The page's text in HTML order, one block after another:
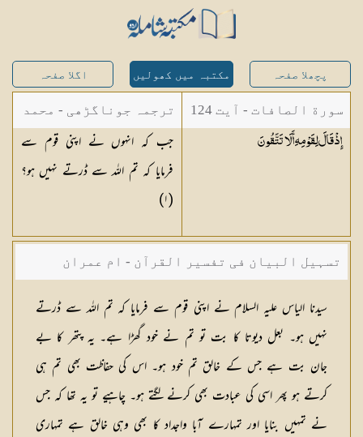
پچھلا صفحہ مکتبہ میں کھولیں اگلا صفحہ
سورة الصافات - آیت 124
إِذْ قَالَ لِقَوْمِهِ أَلَاتَتَّقُونَ
ترجمہ جوناگڑھی - محمد
جونا گڑھی
جب کہ انہوں نے اپنی قوم سے
فرمایا کہ تم اللہ سے ڈرتے نہیں ہو؟
(١)
تسہیل البیان فی تفسیر القرآن - ام عمران
شکیلہ بنت میاں فضل حسین
سیدنا الیاس علیہ السلام نے اپنی قوم سے فرمایا کہ تم اللہ سے ڈرتے
نہیں ہو۔ بعل دیوتا کا بت تو تم نے خود گھڑا ہے۔ یہ پتھر کا بے
جان بت ہے جس کے خالق تم خود ہو۔ اس کی حفاظت بھی تم ہی
کرتے ہو پھر اسی کی عبادت بھی کرنے لگتے ہو۔ چاہیے تو یہ تھا کہ جس
نے تمہیں بنایا اور تمہارے آبا واجداد کا بھی وہی خالق ہے تمہاری